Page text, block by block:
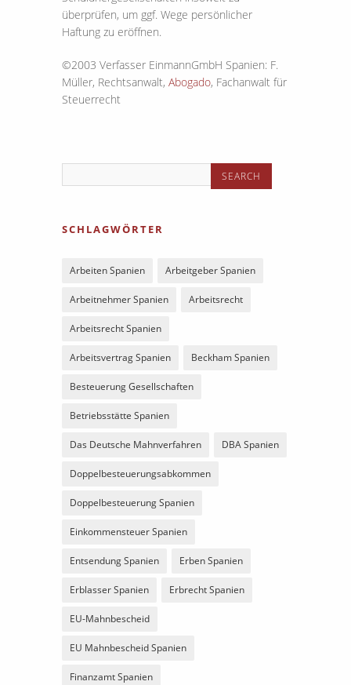
überprüfen, um ggf. Wege persönlicher
Haftung zu eröffnen.
©2003 Verfasser EinmannGmbH Spanien: F.
Müller, Rechtsanwalt, Abogado, Fachanwalt für
Steuerrecht
SCHLAGWÖRTER
Arbeiten Spanien Arbeitgeber Spanien
Arbeitnehmer Spanien Arbeitsrecht
Arbeitsrecht Spanien
Arbeitsvertrag Spanien Beckham Spanien
Besteuerung Gesellschaften
Betriebsstätte Spanien
Das Deutsche Mahnverfahren DBA Spanien
Doppelbesteuerungsabkommen
Doppelbesteuerung Spanien
Einkommensteuer Spanien
Entsendung Spanien Erben Spanien
Erblasser Spanien Erbrecht Spanien
EU-Mahnbescheid
EU Mahnbescheid Spanien
Finanzamt Spanien